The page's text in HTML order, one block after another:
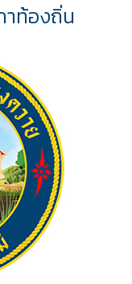
าท้องถิ่น